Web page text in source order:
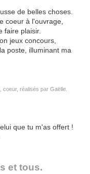
de belles choses.
coeur à l'ouvrage,
faire plaisir.
jeux concours,
poste, illuminant ma
coeur, réalisés par Gaëlle.
que tu m'as offert !
et tous.